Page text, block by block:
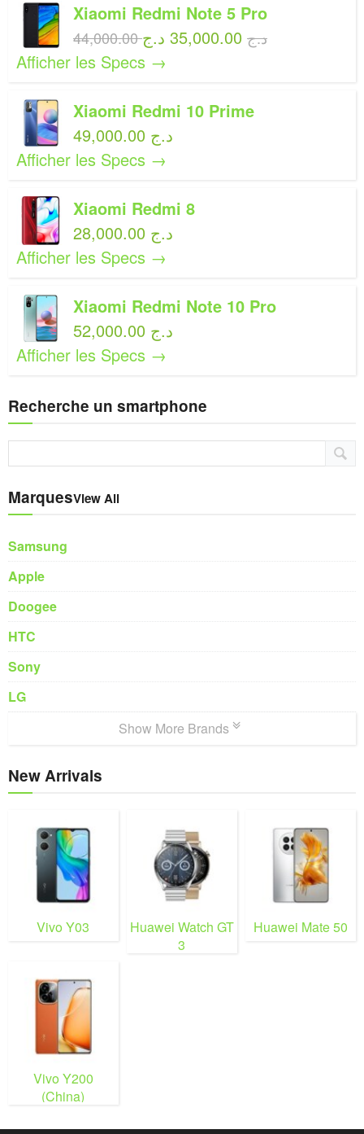
Xiaomi Redmi Note 5 Pro
44,000.00 د.ج
Afficher les Specs →
Xiaomi Redmi 10 Prime
49,000.00 د.ج
Afficher les Specs →
Xiaomi Redmi 8
28,000.00 د.ج
Afficher les Specs →
Xiaomi Redmi Note 10 Pro
52,000.00 د.ج
Afficher les Specs →
Recherche un smartphone
MarquesView All
Samsung
Apple
Doogee
HTC
Sony
LG
Show More Brands
New Arrivals
Vivo Y03
Huawei Watch GT
3
Huawei Mate 50
Vivo Y200
(China)